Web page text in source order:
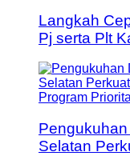
Langkah
Pj serta Plt
Selatan